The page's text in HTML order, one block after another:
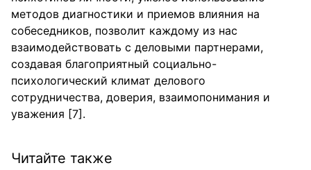
методов диагностики и приемов влияния на
собеседников, позволит каждому из нас
взаимодействовать с деловыми партнерами,
создавая благоприятный социально-
психологический климат делового
сотрудничества, доверия, взаимопонимания и
уважения [7].
Читайте также